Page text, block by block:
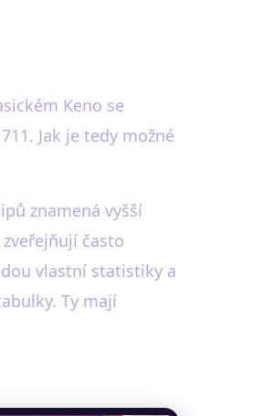
Keno se
Jak je tedy možné
znamená vyšší
často
vlastní statistiky a
Ty mají